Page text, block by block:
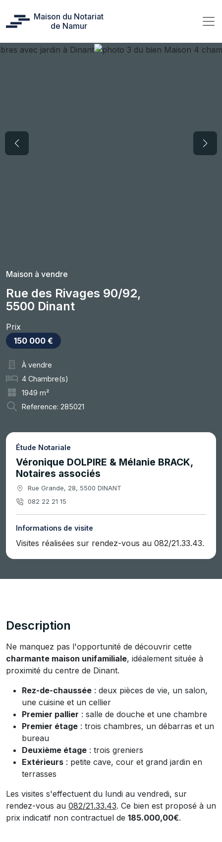
Maison du Notariat
de Namur
Maison à vendre
Rue des Rivages 90/92,
5500 Dinant
Prix
150 000 €
À vendre
4 Chambre(s)
1949 m²
Reference: 285021
Étude Notariale
Véronique DOLPIRE & Mélanie BRACK,
Notaires associés
Rue Grande, 28, 5500 DINANT
082 22 21 15
Informations de visite
Visites réalisées sur rendez-vous au 082/21.33.43.
Description
Ne manquez pas l'opportunité de découvrir cette
charmante maison unifamiliale, idéalement située à
proximité du centre de Dinant.
Rez-de-chaussée : deux pièces de vie, un salon,
une cuisine et un cellier
Premier pallier : salle de douche et une chambre
Premier étage : trois chambres, un débarras et un
bureau
Deuxième étage : trois greniers
Extérieurs : petite cave, cour et grand jardin en
terrasses
Les visites s'effectuent du lundi au vendredi, sur
rendez-vous au 082/21.33.43. Ce bien est proposé à un
prix indicatif non contractuel de 185.000,00€.